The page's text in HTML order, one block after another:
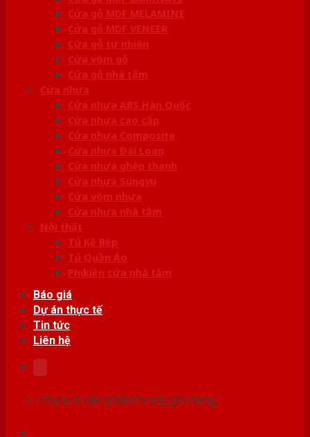
Cửa gỗ MDF MELAMINE
Cửa gỗ MDF VENEER
Cửa gỗ tự nhiên
Cửa vòm gỗ
Cửa gỗ nhà tắm
Cửa nhựa
Cửa nhựa ABS Hàn Quốc
Cửa nhựa cao cấp
Cửa nhựa Composite
Cửa nhựa Đài Loan
Cửa nhựa ghép thanh
Cửa nhựa Sungyu
Cửa vòm nhựa
Cửa nhựa nhà tắm
Nội thất
Tủ Kệ Bếp
Tủ Quần Áo
Phụ kiện cửa nhà tắm
Báo giá
Dự án thực tế
Tin tức
Liên hệ
Chưa có sản phẩm trong giỏ hàng.